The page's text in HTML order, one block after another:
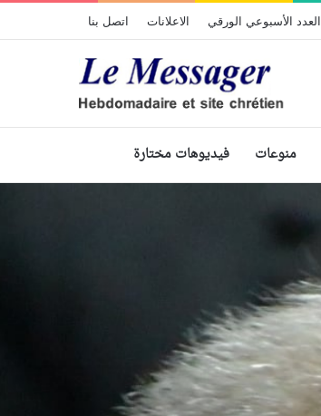
العدد الأسبوعي الورقي الاعلانات اتصل بنا
منوعات فيديوهات مختارة